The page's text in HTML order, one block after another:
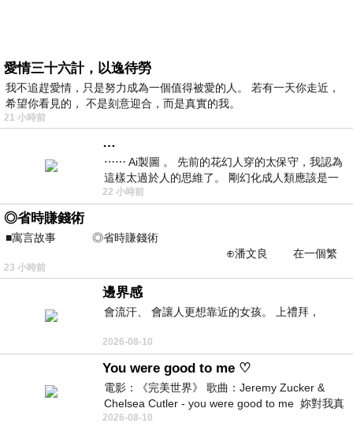
愛情三十六計，以逸待勞
我不追趕愛情，只是努力成為一個值得被愛的人。 若有一天你走近，
希望你看見的， 不是刻意迎合，而是真實的我。
21 小時前
…
⋯⋯ Ai製圖 。 先前的花幻人穿的太保守，我認為
這樣太過於人的思維了。 剛幻化成人類應該是一
絲不掛吧？ 當然這樣是創不出
22 小時前
◎省時賺錢術
■寓言故事 ◎省時賺錢術
⊕潘文良 在一個繁
華的商業街上，有兩家傳統
23 小時前
邊界感
會流汗、 會讓人更想靠近的女孩。 上禮拜，
2026-08-10
You were good to me ♡
電影：《完美世界》 歌曲：Jeremy Zucker &
Chelsea Cutler - you were good to me 妳對我真
好 因
2026-08-10